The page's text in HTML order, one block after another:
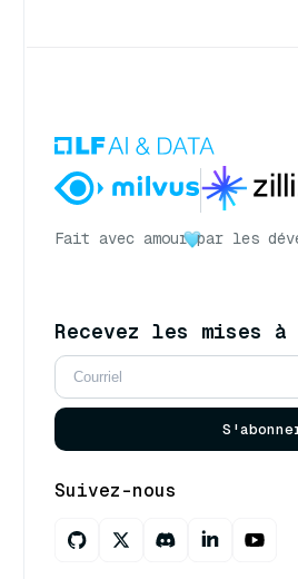
Fait avec amour par les
Recevez les mises
Suivez-nous